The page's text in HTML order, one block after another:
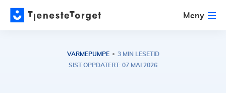
Meny
VARMEPUMPE
3 MIN LESETID
SIST OPPDATERT: 07 MAI 2026